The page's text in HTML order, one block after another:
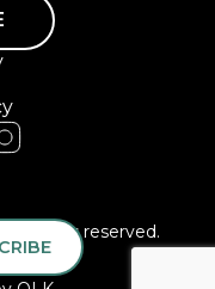
rights reserved.